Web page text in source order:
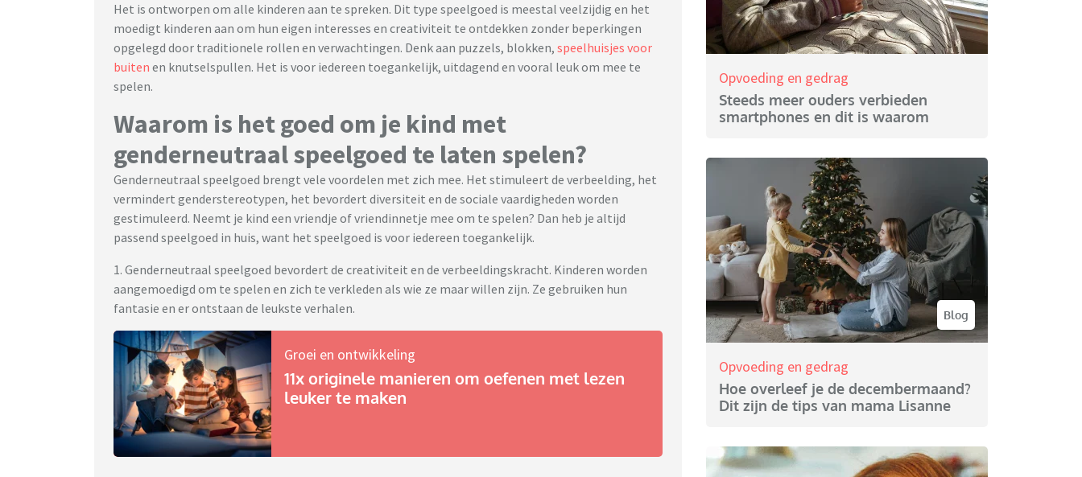
Het is ontworpen om alle kinderen aan te spreken. Dit type speelgoed is meestal veelzijdig en het
moedigt kinderen aan om hun eigen interesses en creativiteit te ontdekken zonder beperkingen
opgelegd door traditionele rollen en verwachtingen. Denk aan puzzels, blokken, speelhuisjes voor
buiten en knutselspullen. Het is voor iedereen toegankelijk, uitdagend en vooral leuk om mee te
spelen.
Waarom is het goed om je kind met
genderneutraal speelgoed te laten spelen?
Genderneutraal speelgoed brengt vele voordelen met zich mee. Het stimuleert de verbeelding, het
vermindert genderstereotypen, het bevordert diversiteit en de sociale vaardigheden worden
gestimuleerd. Neemt je kind een vriendje of vriendinnetje mee om te spelen? Dan heb je altijd
passend speelgoed in huis, want het speelgoed is voor iedereen toegankelijk.
1. Genderneutraal speelgoed bevordert de creativiteit en de verbeeldingskracht. Kinderen worden
aangemoedigd om te spelen en zich te verkleden als wie ze maar willen zijn. Ze gebruiken hun
fantasie en er ontstaan de leukste verhalen.
Groei en ontwikkeling
11x originele manieren om oefenen met lezen
leuker te maken
Opvoeding en gedrag
Steeds meer ouders verbieden
smartphones en dit is waarom
Blog
Opvoeding en gedrag
Hoe overleef je de decembermaand?
Dit zijn de tips van mama Lisanne